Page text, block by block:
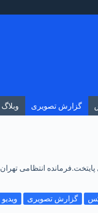
گزارش تصویری وبلاگ
گزارش تصویری ویدیو